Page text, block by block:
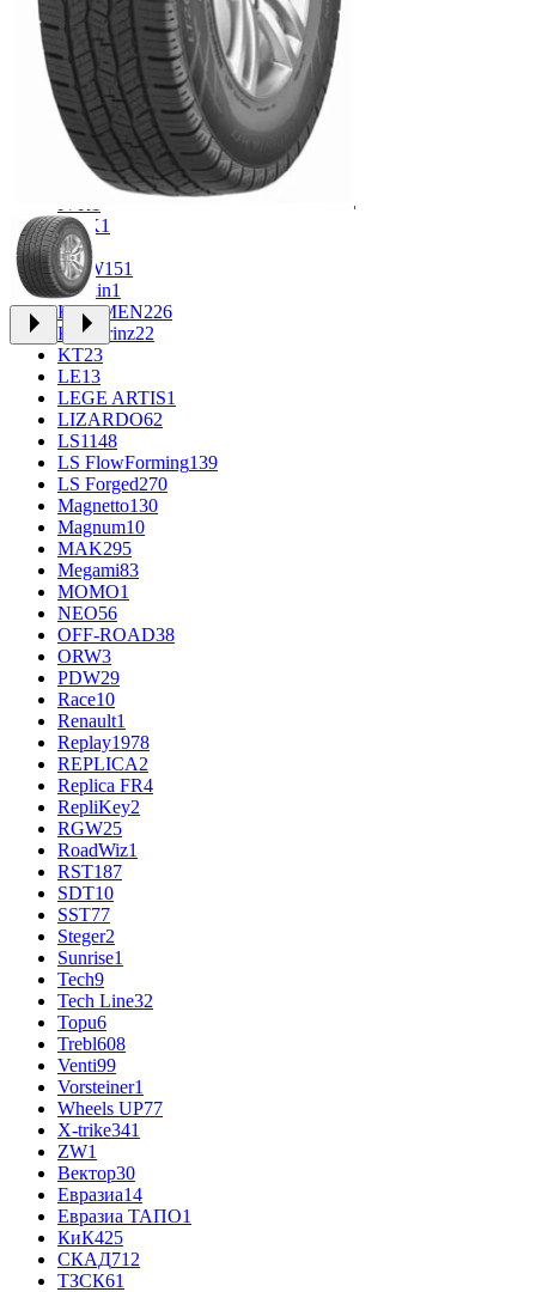
CROSS_STREET
30
Eurodisk1
FF34
GR
71
Grizzly3
iFree 1004
iFree Original53
Ikon1
INFORGED1
K&K1
K72
KDW151
Keskin1
KHOMEN226
Kronprinz22
KT23
LE13
LEGE ARTIS1
LIZARDO62
LS1148
LS FlowForming139
LS Forged270
Magnetto130
Magnum10
MAK295
Megami83
MOMO1
NEO56
OFF-ROAD38
ORW3
PDW29
Race10
Renault1
Replay1978
REPLICA2
Replica FR4
RepliKey2
RGW25
RoadWiz1
RST187
SDT10
SST77
Steger2
Sunrise1
Tech9
Tech Line32
Topu6
Trebl608
Venti99
Vorsteiner1
Wheels UP77
X-trike341
ZW1
Вектор30
Евразиа14
Евразиа ТАПО1
КиК425
СКАД712
ТЗСК61